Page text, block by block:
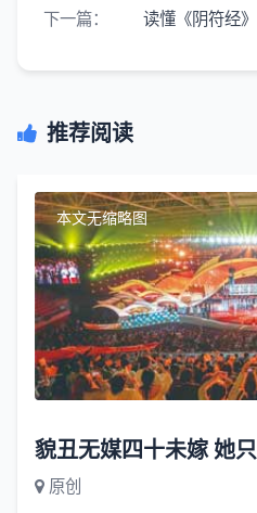
下一篇：
推荐阅读
本文无缩略图
原创